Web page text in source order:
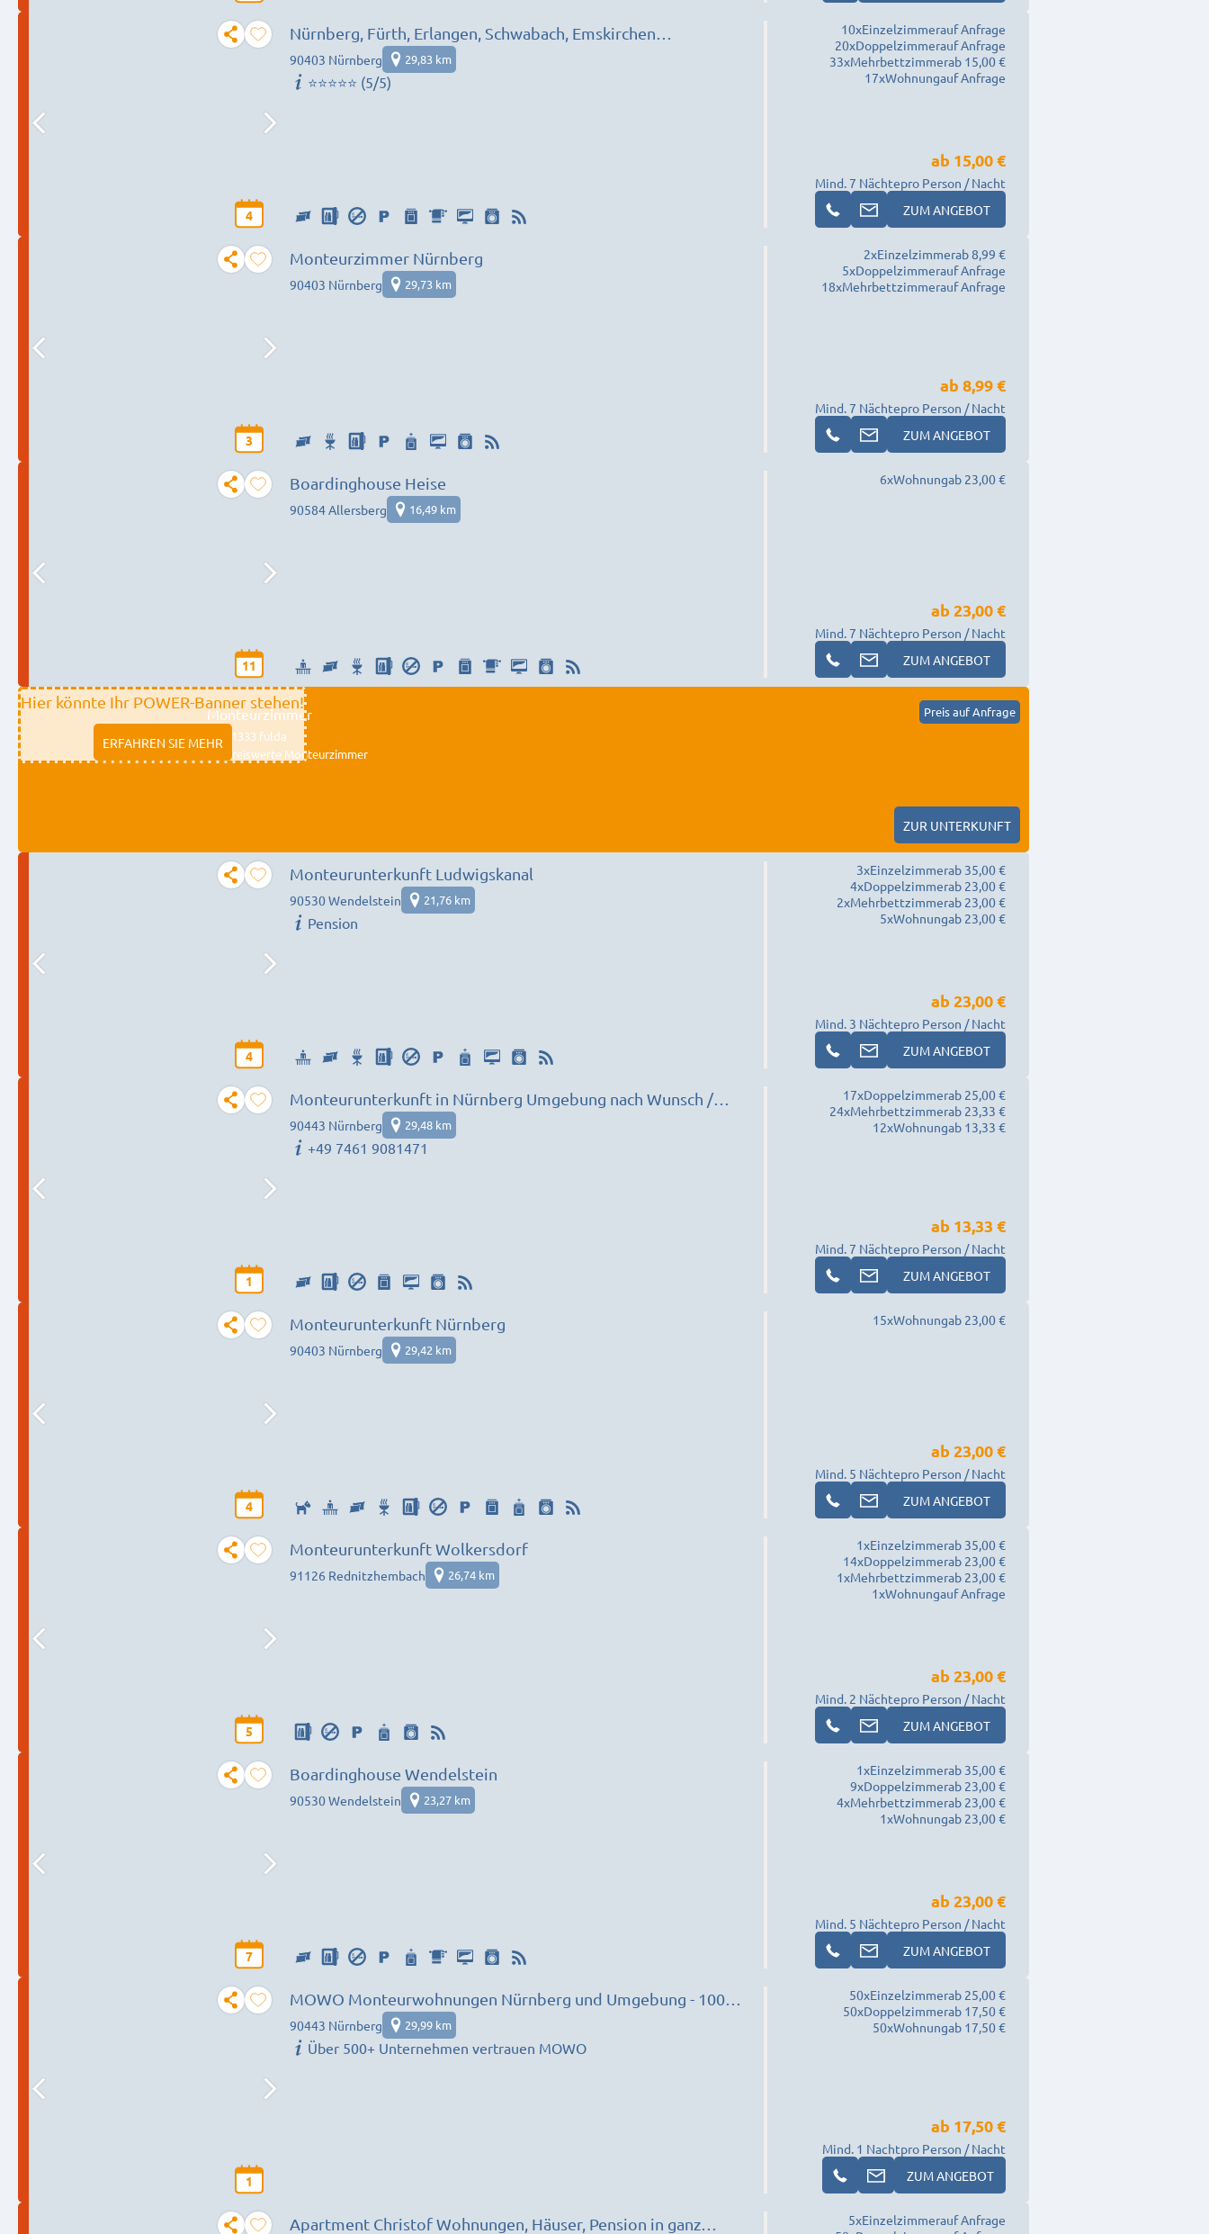
4
Nürnberg, Fürth, Erlangen, Schwabach, Emskirchen…
90403 Nürnberg 29,83 km
⭐️⭐️⭐️⭐️⭐️ (5/5)
10xEinzelzimmerauf Anfrage
20xDoppelzimmerauf Anfrage
33xMehrbettzimmerab 15,00 €
17xWohnungauf Anfrage
Mind. 7 Nächte
ab 15,00 €
pro Person / Nacht
ZUM ANGEBOT
3
Monteurzimmer Nürnberg
90403 Nürnberg 29,73 km
2xEinzelzimmerab 8,99 €
5xDoppelzimmerauf Anfrage
18xMehrbettzimmerauf Anfrage
Mind. 7 Nächte
ab 8,99 €
pro Person / Nacht
ZUM ANGEBOT
11
Boardinghouse Heise
90584 Allersberg 16,49 km
6xWohnungab 23,00 €
Mind. 7 Nächte
ab 23,00 €
pro Person / Nacht
ZUM ANGEBOT
Hier könnte Ihr POWER-Banner stehen!
ERFAHREN SIE MEHR
Monteurzimmer
Preis auf Anfrage
11333 fulda
Preiswerte Monteurzimmer
ZUR UNTERKUNFT
4
Monteurunterkunft Ludwigskanal
90530 Wendelstein 21,76 km
Pension
3xEinzelzimmerab 35,00 €
4xDoppelzimmerab 23,00 €
2xMehrbettzimmerab 23,00 €
5xWohnungab 23,00 €
Mind. 3 Nächte
ab 23,00 €
pro Person / Nacht
ZUM ANGEBOT
1
Monteurunterkunft in Nürnberg Umgebung nach Wunsch /
Bedürfnis
90443 Nürnberg 29,48 km
+49 7461 9081471
17xDoppelzimmerab 25,00 €
24xMehrbettzimmerab 23,33 €
12xWohnungab 13,33 €
Mind. 7 Nächte
ab 13,33 €
pro Person / Nacht
ZUM ANGEBOT
4
Monteurunterkunft Nürnberg
90403 Nürnberg 29,42 km
15xWohnungab 23,00 €
Mind. 5 Nächte
ab 23,00 €
pro Person / Nacht
ZUM ANGEBOT
5
Monteurunterkunft Wolkersdorf
91126 Rednitzhembach 26,74 km
1xEinzelzimmerab 35,00 €
14xDoppelzimmerab 23,00 €
1xMehrbettzimmerab 23,00 €
1xWohnungauf Anfrage
Mind. 2 Nächte
ab 23,00 €
pro Person / Nacht
ZUM ANGEBOT
7
Boardinghouse Wendelstein
90530 Wendelstein 23,27 km
1xEinzelzimmerab 35,00 €
9xDoppelzimmerab 23,00 €
4xMehrbettzimmerab 23,00 €
1xWohnungab 23,00 €
Mind. 5 Nächte
ab 23,00 €
pro Person / Nacht
ZUM ANGEBOT
1
MOWO Monteurwohnungen Nürnberg und Umgebung - 100
Betten verfügbar
90443 Nürnberg 29,99 km
Über 500+ Unternehmen vertrauen MOWO
50xEinzelzimmerab 25,00 €
50xDoppelzimmerab 17,50 €
50xWohnungab 17,50 €
Mind. 1 Nacht
ab 17,50 €
pro Person / Nacht
ZUM ANGEBOT
Apartment Christof Wohnungen, Häuser, Pension in ganz 5xEinzelzimmerauf Anfrage